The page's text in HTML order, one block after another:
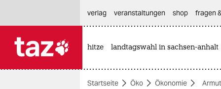
verlag
veranstaltungen shop fragen
hitze landtagswahl in sachsen-anhalt
Startseite Öko Ökonomie Armut